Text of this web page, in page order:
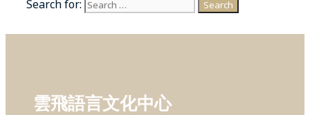
Search for:
雲飛語言文化中心